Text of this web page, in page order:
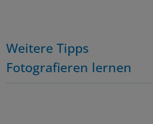
Weitere Tipps
Fotografieren lernen